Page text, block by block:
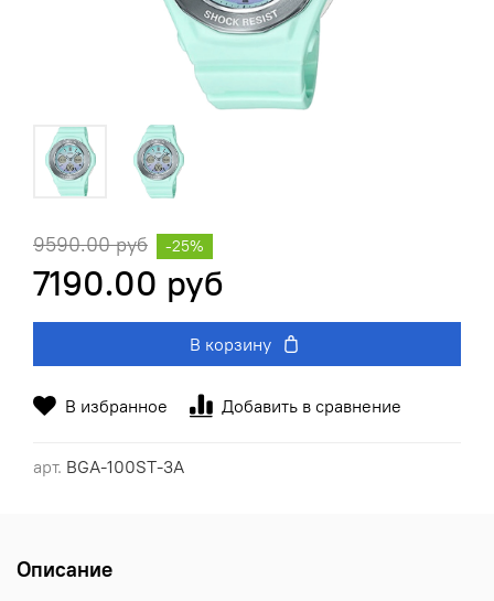
В избранное Добавить в сравнение
арт. BGA-100ST-3A
9590.00 руб
7190.00 руб
-25%
В корзину
Описание